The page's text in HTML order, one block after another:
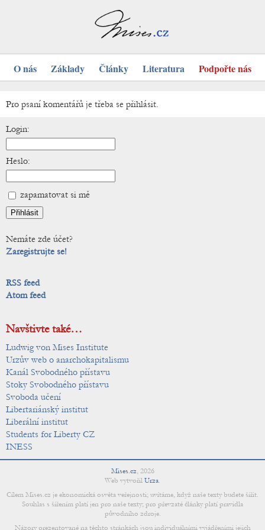
O nás Základy Články Literatura Podpořte nás
Pro psaní komentářů je třeba se přihlásit.
Login:
Heslo:
zapamatovat si mě
Nemáte zde účet?
Zaregistrujte se!
RSS feed
Atom feed
Navštivte také…
Ludwig von Mises Institute
Urzův web o anarchokapitalismu
Kanál Svobodného přístavu
Stoky Svobodného přístavu
Svoboda učení
Libertariánský institut
Liberální institut
Students for Liberty CZ
INESS
Mises.cz, 2026
Web vytvořil Urza.
Cílem Mises.cz je ekonomická osvěta veřejnosti; uvítáme, když naše texty budete šířit.
Souhlas s šířením platí jen pro naše texty; pro převzaté články platí pravidla
původního zdroje.
Názory prezentované na těchto stránkách jsou individuálními vyjádřeními jejich